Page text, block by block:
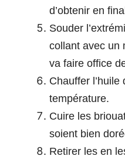
d’obtenir en
Souder
collant avec un
va faire office
Chauffer
température.
Cuire les
soient bien
Retirer les en